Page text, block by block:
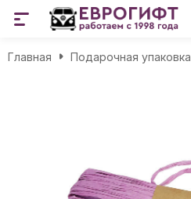
Главная Подарочная упаковка